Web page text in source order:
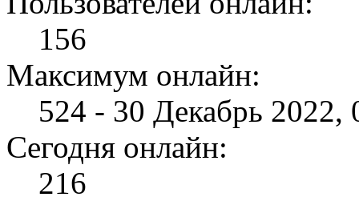
156
Максимум онлайн:
524 - 30 Декабрь 2022,
Сегодня онлайн:
216